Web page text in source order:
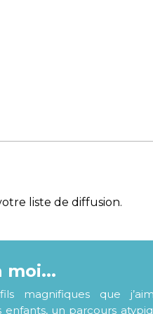
liste de diffusion.
moi...
magnifiques que
enfants, un parcours